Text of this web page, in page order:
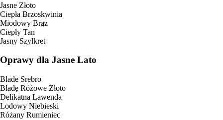
Jasne Złoto
Ciepła Brzoskwinia
Miodowy Brąz
Ciepły Tan
Jasny Szylkret
Oprawy dla Jasne Lato
Blade Srebro
Bladę Różowe Złoto
Delikatna Lawenda
Lodowy Niebieski
Różany Rumieniec